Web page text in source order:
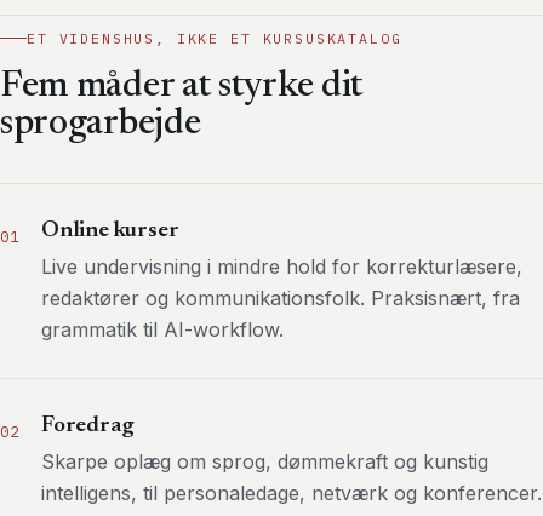
ET VIDENSHUS, IKKE ET KURSUSKATALOG
Fem måder at styrke dit
sprogarbejde
01 Online kurser
Live undervisning i mindre hold for korrekturlæsere,
redaktører og kommunikationsfolk. Praksisnært, fra
grammatik til AI-workflow.
02 Foredrag
Skarpe oplæg om sprog, dømmekraft og kunstig
intelligens, til personaledage, netværk og konferencer.